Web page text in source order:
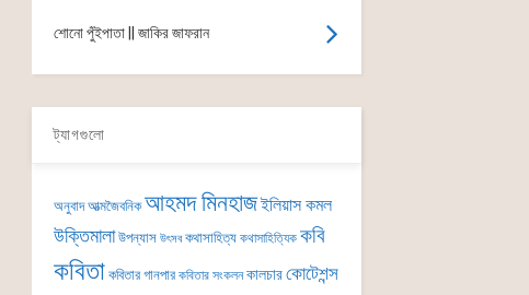
শোনো পুঁইপাতা || জাকির জাফরান
ট্যাগগুলো
অনুবাদ আত্মজৈবনিক আহমদ মিনহাজইলিয়াস কমল
উক্তিমালা উপন্যাস উৎসব কথাসাহিত্য কথাসাহিত্যিক কবি
কবিতা কবিতার গানপার কবিতার সংকলন কালচারকোটেশন্স